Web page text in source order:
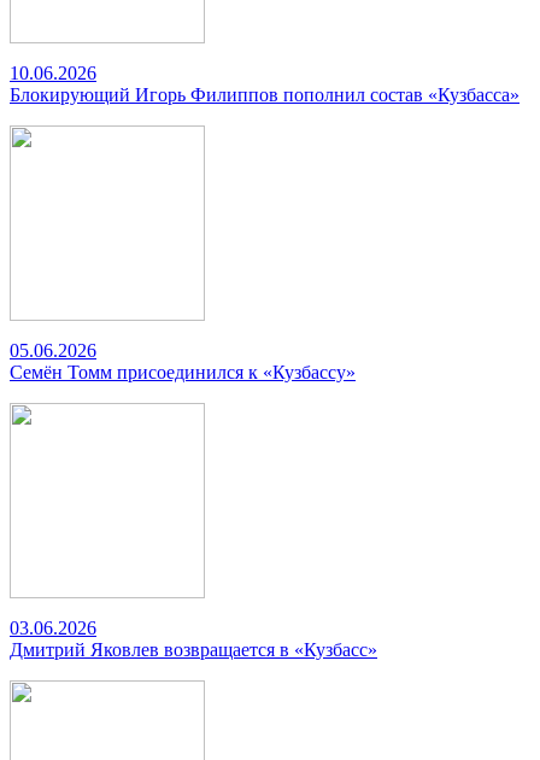
10.06.2026
Блокирующий Игорь Филиппов пополнил состав «Кузбасса»
05.06.2026
Семён Томм присоединился к «Кузбассу»
03.06.2026
Дмитрий Яковлев возвращается в «Кузбасс»